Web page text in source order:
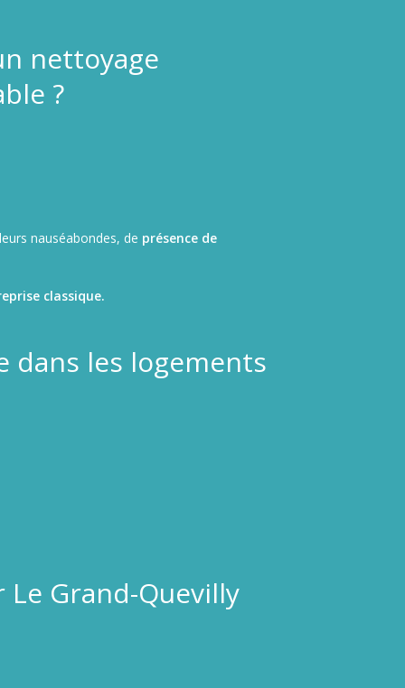
nettoyage
?
nauséabondes, de présence de
classique.
dans les logements
Grand-Quevilly